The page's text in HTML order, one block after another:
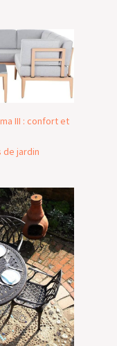
III : confort et
de jardin